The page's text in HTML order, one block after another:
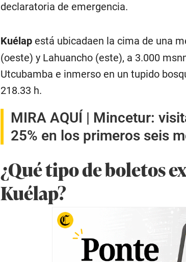
declaratoria de emergencia.
Kuélapestá ubicadaen la cima de una
(oeste) y Lahuancho (este), a 3.000
Utcubamba e inmerso en un tupido
218.33 h.
MIRA AQUÍ | Mincetur:
25% en los primeros seis
¿Qué tipo de boletos
Kuélap?